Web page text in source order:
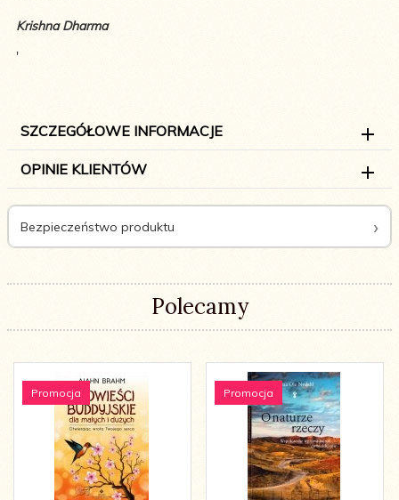
Krishna Dharma
'
SZCZEGÓŁOWE INFORMACJE
OPINIE KLIENTÓW
Bezpieczeństwo produktu
Polecamy
Promocja Promocja